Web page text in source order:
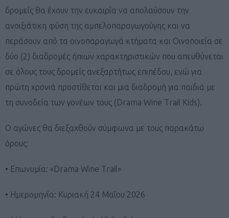
δρομείς θα έχουν την ευκαιρία να απολαύσουν την
ανοιξιάτικη φύση της αμπελοπαραγωγούγης και να
περάσουν από τα οινοπαραγωγά κτήματα και Οινοποιεία σε
δύο (2) διαδρομές ήπιων χαρακτηριστικών που απευθύνεται
σε όλους τους δρομείς ανεξαρτήτως επιπέδου, ενώ για
πρώτη χρονιά προστίθεται και μια διαδρομή για παιδιά με
τη συνοδεία των γονέων τους (Drama Wine Trail Kids).
Ο αγώνες θα διεξαχθούν σύμφωνα με τους παρακάτω
όρους:
• Επωνυμία: «Drama Wine Trail»
• Ημερομηνία: Κυριακή 24 Μαΐου 2026